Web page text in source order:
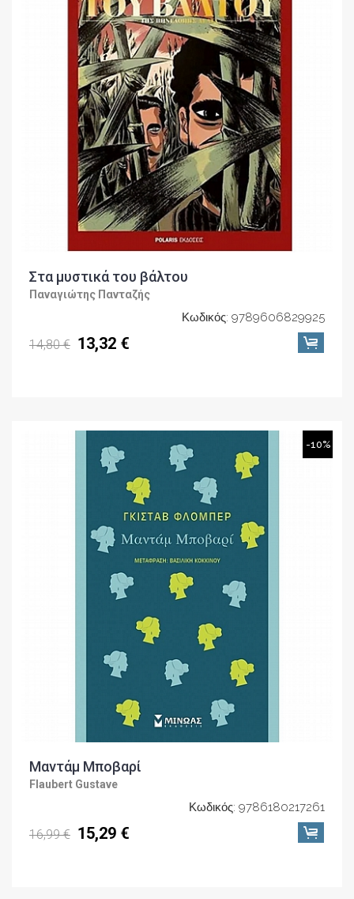
Στα μυστικά του βάλτου
Παναγιώτης Πανταζής
Κωδικός: 9789606829925
14,80 € 13,32 €
-10%
Μαντάμ Μποβαρί
Flaubert Gustave
Κωδικός: 9786180217261
16,99 € 15,29 €